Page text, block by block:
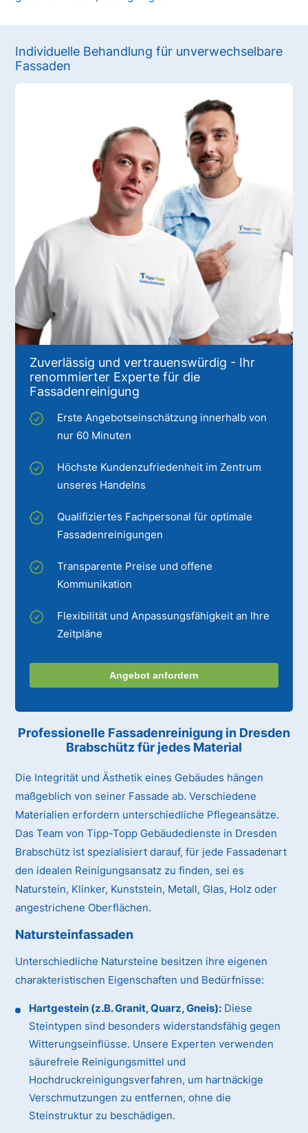
Individuelle Behandlung für unverwechselbare
Fassaden
Zuverlässig und vertrauenswürdig - Ihr
renommierter Experte für die
Fassadenreinigung
Erste Angebotseinschätzung innerhalb von
nur 60 Minuten
Höchste Kundenzufriedenheit im Zentrum
unseres Handelns
Qualifiziertes Fachpersonal für optimale
Fassadenreinigungen
Transparente Preise und offene
Kommunikation
Flexibilität und Anpassungsfähigkeit an Ihre
Zeitpläne
Angebot anfordern
Professionelle Fassadenreinigung in Dresden
Brabschütz für jedes Material
Die Integrität und Ästhetik eines Gebäudes hängen
maßgeblich von seiner Fassade ab. Verschiedene
Materialien erfordern unterschiedliche Pflegeansätze.
Das Team von Tipp-Topp Gebäudedienste in Dresden
Brabschütz ist spezialisiert darauf, für jede Fassadenart
den idealen Reinigungsansatz zu finden, sei es
Naturstein, Klinker, Kunststein, Metall, Glas, Holz oder
angestrichene Oberflächen.
Natursteinfassaden
Unterschiedliche Natursteine besitzen ihre eigenen
charakteristischen Eigenschaften und Bedürfnisse:
Hartgestein (z.B. Granit, Quarz, Gneis): Diese
Steintypen sind besonders widerstandsfähig gegen
Witterungseinflüsse. Unsere Experten verwenden
säurefreie Reinigungsmittel und
Hochdruckreinigungsverfahren, um hartnäckige
Verschmutzungen zu entfernen, ohne die
Steinstruktur zu beschädigen.